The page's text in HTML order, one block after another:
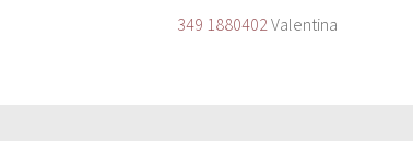
349 1880402 Valentina